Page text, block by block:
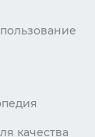
качества